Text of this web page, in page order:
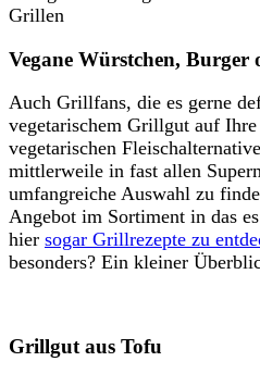
Vegane Würstchen, Burger
Auch Grillfans, die es gerne
vegetarischem Grillgut auf
vegetarischen
mittlerweile in fast allen
umfangreiche Auswahl zu
Angebot im Sortiment in das
hier sogar Grillrezepte zu
besonders? Ein kleiner
Grillgut aus Tofu